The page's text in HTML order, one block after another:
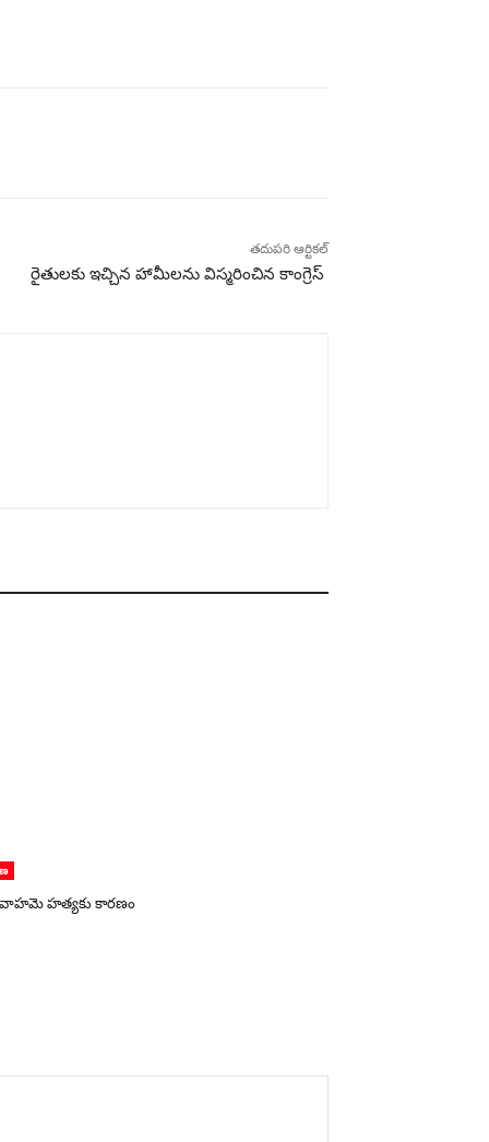
తదుపరి ఆర్టికల్
రైతులకు ఇచ్చిన హామీలను విస్మరించిన కాంగ్రెస్
హత్యకు కారణం